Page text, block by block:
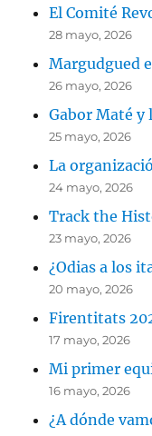
El Comité
28 mayo, 2026
Margudgued
26 mayo, 2026
Gabor Maté y
25 mayo, 2026
La
24 mayo, 2026
Track the
23 mayo, 2026
¿Odias a los
20 mayo, 2026
Firentitats
17 mayo, 2026
Mi primer
16 mayo, 2026
¿A dónde